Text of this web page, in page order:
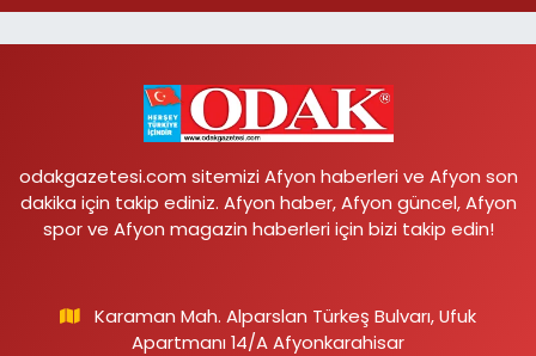
odakgazetesi.com sitemizi Afyon haberleri ve Afyon son
dakika için takip ediniz. Afyon haber, Afyon güncel, Afyon
spor ve Afyon magazin haberleri için bizi takip edin!
Karaman Mah. Alparslan Türkeş Bulvarı, Ufuk
Apartmanı 14/A Afyonkarahisar